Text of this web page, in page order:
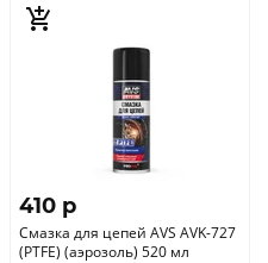
410 p
Смазка для цепей AVS AVK-727
(PTFE) (аэрозоль) 520 мл